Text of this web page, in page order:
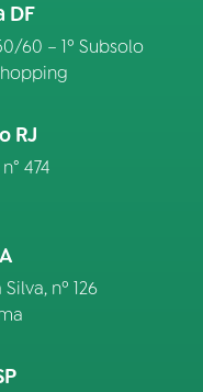
DF
60 – 1º Subsolo
RJ
474
nº 126